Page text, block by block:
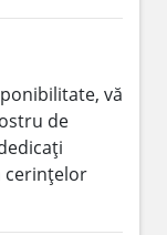
vă
de
cerințelor